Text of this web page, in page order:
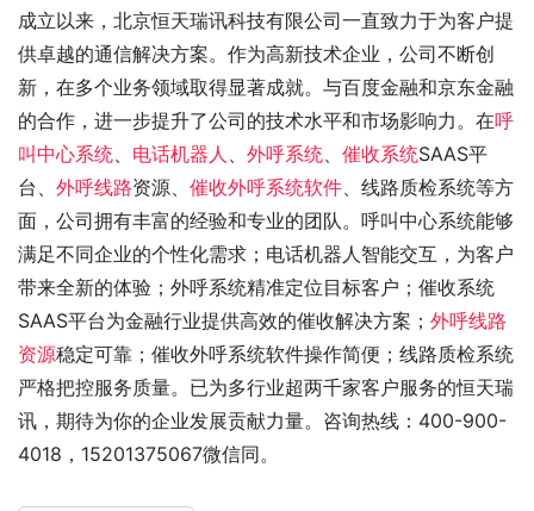
成立以来，北京恒天瑞讯科技有限公司一直致力于为客户提
供卓越的通信解决方案。作为高新技术企业，公司不断创
新，在多个业务领域取得显著成就。与百度金融和京东金融
的合作，进一步提升了公司的技术水平和市场影响力。在呼
叫中心系统、 电话机器人 、 外呼系统、 催收系统SAAS平
台、 外呼线路资源、 催收外呼系统软件、线路质检系统等方
面，公司拥有丰富的经验和专业的团队。呼叫中心系统能够
满足不同企业的个性化需求；电话机器人智能交互，为客户
带来全新的体验；外呼系统精准定位目标客户；催收系统
SAAS平台为金融行业提供高效的催收解决方案； 外呼线路
资源稳定可靠；催收外呼系统软件操作简便；线路质检系统
严格把控服务质量。已为多行业超两千家客户服务的恒天瑞
讯，期待为你的企业发展贡献力量。咨询热线：400-900-
4018，15201375067微信同。